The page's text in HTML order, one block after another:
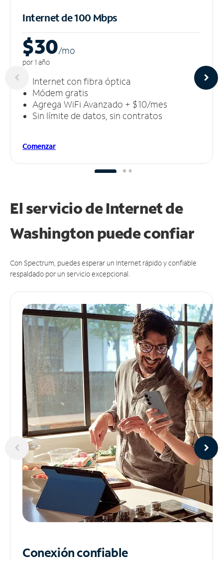
Internet de 100 Mbps
$30/mo
por 1 año
Internet con fibra óptica
Módem gratis
Agrega WiFi Avanzado + $10/mes
Sin límite de datos, sin contratos
Comenzar
El servicio de Internet de
Washington puedeconfiar
Con Spectrum, puedes esperar un Internet rápido y confiable
respaldado por un servicio excepcional.
Conexión confiable